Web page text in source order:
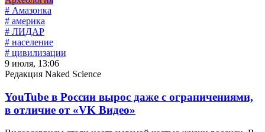
# Амазонка
# америка
# ЛИДАР
# население
# цивилизации
9 июля, 13:06
Редакция Naked Science
YouTube в России вырос даже с ограничениями,
в отличие от «VK Видео»